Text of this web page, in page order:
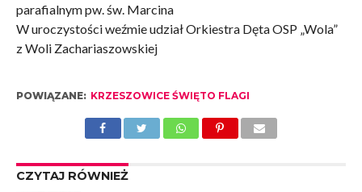
parafialnym pw. św. Marcina
W uroczystości weźmie udział Orkiestra Dęta OSP „Wola”
z Woli Zachariaszowskiej
POWIĄZANE: KRZESZOWICE ŚWIĘTO FLAGI
CZYTAJ RÓWNIEŻ